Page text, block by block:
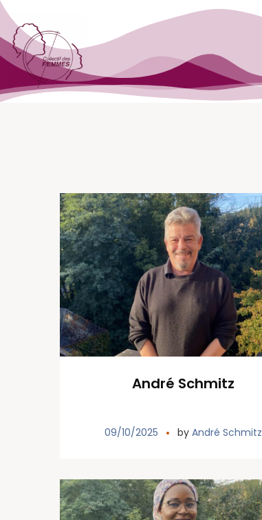
André Schmitz
09/10/2025 byAndré Schmitz